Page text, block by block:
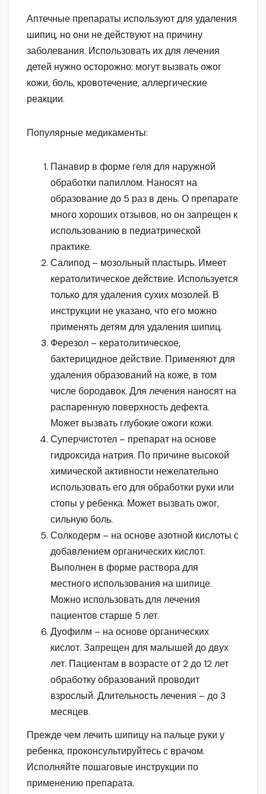
Аптечные препараты используют для удаления
шипиц, но они не действуют на причину
заболевания. Использовать их для лечения
детей нужно осторожно: могут вызвать ожог
кожи, боль, кровотечение, аллергические
реакции.
Популярные медикаменты:
Панавир в форме геля для наружной
обработки папиллом. Наносят на
образование до 5 раз в день. О препарате
много хороших отзывов, но он запрещен к
использованию в педиатрической
практике.
Салипод – мозольный пластырь. Имеет
кератолитическое действие. Используется
только для удаления сухих мозолей. В
инструкции не указано, что его можно
применять детям для удаления шипиц.
Ферезол – кератолитическое,
бактерицидное действие. Применяют для
удаления образований на коже, в том
числе бородавок. Для лечения наносят на
распаренную поверхность дефекта.
Может вызвать глубокие ожоги кожи.
Суперчистотел – препарат на основе
гидроксида натрия. По причине высокой
химической активности нежелательно
использовать его для обработки руки или
стопы у ребенка. Может вызвать ожог,
сильную боль.
Солкодерм – на основе азотной кислоты с
добавлением органических кислот.
Выполнен в форме раствора для
местного использования на шипице.
Можно использовать для лечения
пациентов старше 5 лет.
Дуофилм – на основе органических
кислот. Запрещен для малышей до двух
лет. Пациентам в возрасте от 2 до 12 лет
обработку образований проводит
взрослый. Длительность лечения – до 3
месяцев.
Прежде чем лечить шипицу на пальце руки у
ребенка, проконсультируйтесь с врачом.
Исполняйте пошаговые инструкции по
применению препарата.